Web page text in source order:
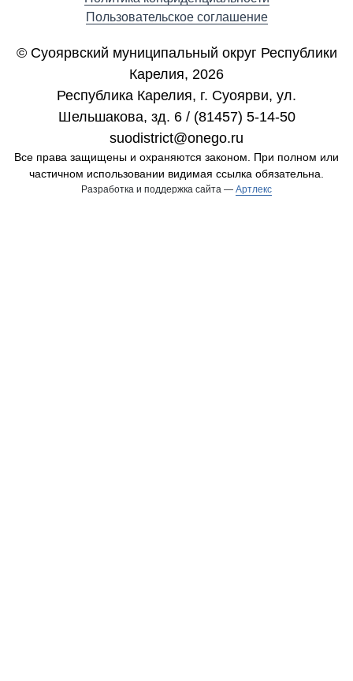
Пользовательское соглашение
© Суоярвский муниципальный округ Республики
Карелия, 2026
Республика Карелия, г. Cуоярви, ул.
Шельшакова, зд. 6 / (81457) 5-14-50
suodistrict@onego.ru
Все права защищены и охраняются законом. При полном или
частичном использовании видимая ссылка обязательна.
Разработка и поддержка сайта — Артлекс